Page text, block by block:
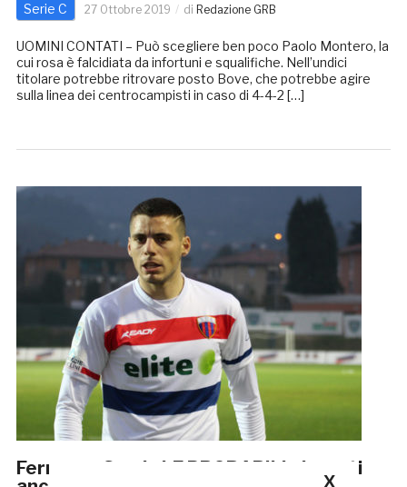
Serie C 27 Ottobre 2019 di Redazione GRB
UOMINI CONTATI – Può scegliere ben poco Paolo Montero, la
cui rosa è falcidiata da infortuni e squalifiche. Nell’undici
titolare potrebbe ritrovare posto Bove, che potrebbe agire
sulla linea dei centrocampisti in caso di 4-4-2 […]
Fermana-Samb, LE PROBABILI: davanti
X